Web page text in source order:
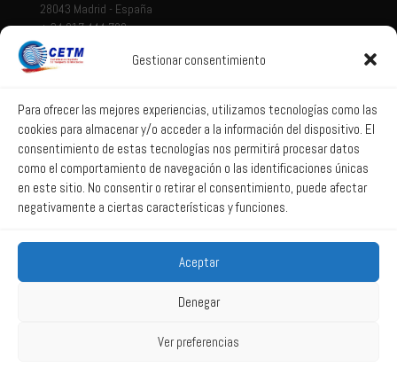
Gestionar consentimiento
Para ofrecer las mejores experiencias, utilizamos tecnologías como las
cookies para almacenar y/o acceder a la información del dispositivo. El
consentimiento de estas tecnologías nos permitirá procesar datos
como el comportamiento de navegación o las identificaciones únicas
en este sitio. No consentir o retirar el consentimiento, puede afectar
negativamente a ciertas características y funciones.
Aceptar
Denegar
Ver preferencias
28043 Madrid - España
+ 34 917 444 700
Aviso legal
Política de privacidad
Política de Sistema Interno de Información
Política de Cookies
Correo web